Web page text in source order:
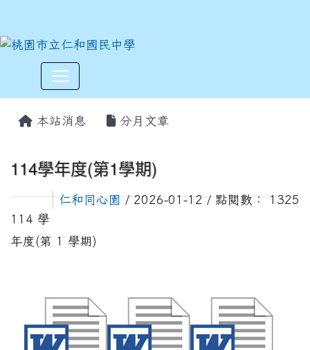
本站消息 分月文章
114學年度(第1學期)
仁和同心園/ 2026-01-12 / 點閱數： 1325
114 學
年度(第 1 學期)